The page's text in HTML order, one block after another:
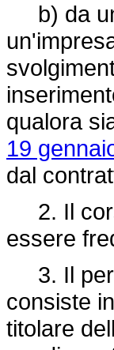
b) da un
qualora
19
dal
2. Il
essere
3. Il
consiste
titolare